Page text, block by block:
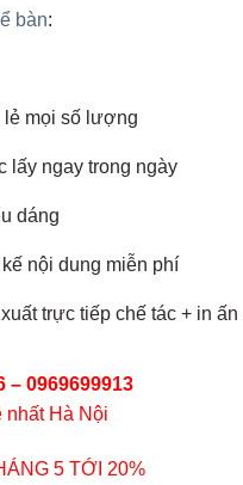
bàn:
lẻ mọi số lượng
lấy ngay trong ngày
dáng
nội dung miễn phí
trực tiếp chế tác + in ấn
– 0969699913
nhất Hà Nội
5 TỚI 20%